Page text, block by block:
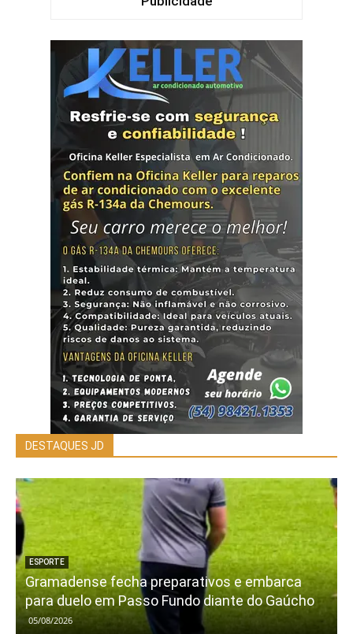
DESTAQUES JD
ESPORTE
Gramadense fecha preparativos e embarca
para duelo em Passo Fundo diante do Gaúcho
05/08/2026